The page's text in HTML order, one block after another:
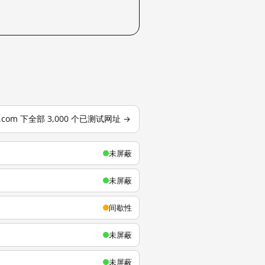
下全部 3,000 个已测试网址 →
未屏蔽
未屏蔽
间歇性
未屏蔽
未屏蔽